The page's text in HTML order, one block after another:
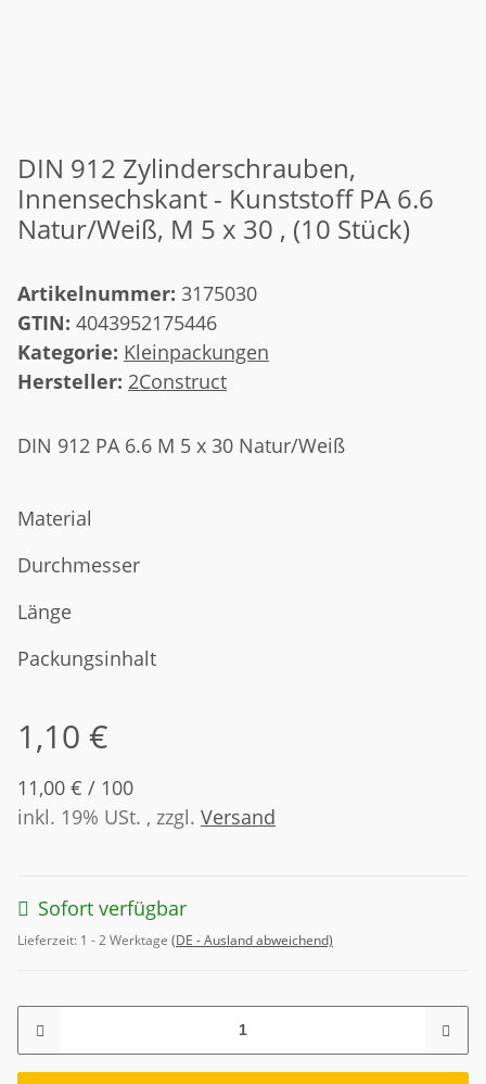
DIN 912 Zylinderschrauben,
Innensechskant - Kunststoff PA 6.6
Natur/Weiß, M 5 x 30 , (10 Stück)
Artikelnummer: 3175030
GTIN: 4043952175446
Kategorie: Kleinpackungen
Hersteller: 2Construct
DIN 912 PA 6.6 M 5 x 30 Natur/Weiß
Material
Durchmesser
Länge
Packungsinhalt
1,10 €
11,00 € / 100
inkl. 19% USt. , zzgl. Versand
Sofort verfügbar
Lieferzeit: 1 - 2 Werktage (DE - Ausland abweichend)